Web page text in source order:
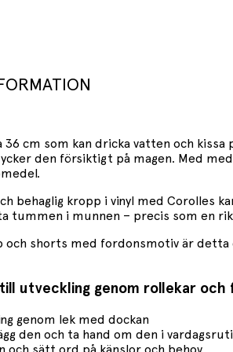
36 cm som kan dricka vatten och
den försiktigt på magen. Med
behaglig kropp i vinyl med Corolles
tummen i munnen – precis som en
och shorts med fordonsmotiv är
utveckling genom rollekar
genom lek med dockan
den och ta hand om den i